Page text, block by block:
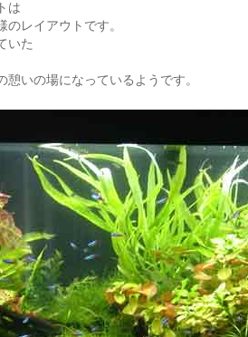
は
のレイアウトです。
いた
憩いの場になっているようです。